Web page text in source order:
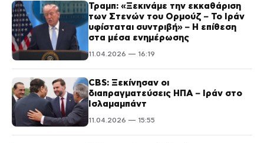
Τραμπ: «Ξεκινάμε την εκκαθάριση
των Στενών του Ορμούζ – Το Ιράν
υφίσταται συντριβή» – Η επίθεση
στα μέσα ενημέρωσης
11.04.2026 — 16:19
CBS: Ξεκίνησαν οι
διαπραγματεύσεις ΗΠΑ – Ιράν στο
Ισλαμαμπάντ
11.04.2026 — 15:55